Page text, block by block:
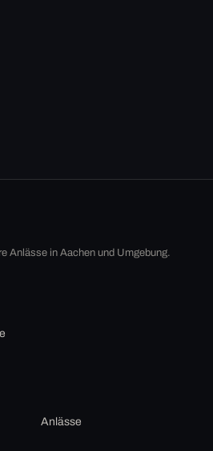
Anlässe in Aachen und Umgebung.
Anlässe